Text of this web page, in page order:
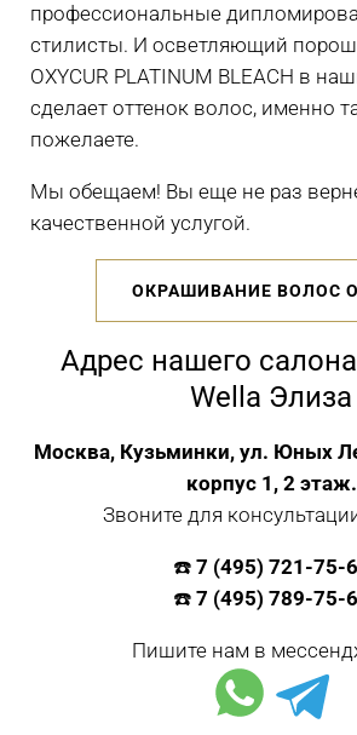
профессиональные
стилисты. И осветляющий
OXYCUR PLATINUM BLEACH в
сделает оттенок волос, именно
пожелаете.
Мы обещаем! Вы еще не раз
качественной услугой.
ОКРАШИВАНИЕ ВОЛОС
Адрес нашего
Wella Элиза
Москва, Кузьминки, ул. Юных
корпус 1, 2 этаж.
Звоните для
☎️ 7 (495) 721-75-
☎️ 7 (495) 789-75-
Пишите нам в